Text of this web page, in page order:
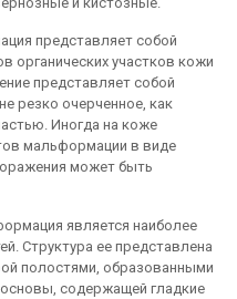
представляет собой
органических участков кожи
представляет собой
резко очерченное, как
Иногда на коже
мальформации в виде
может быть
является наиболее
Структура ее представлена
полостями, образованными
основы, содержащей гладкие